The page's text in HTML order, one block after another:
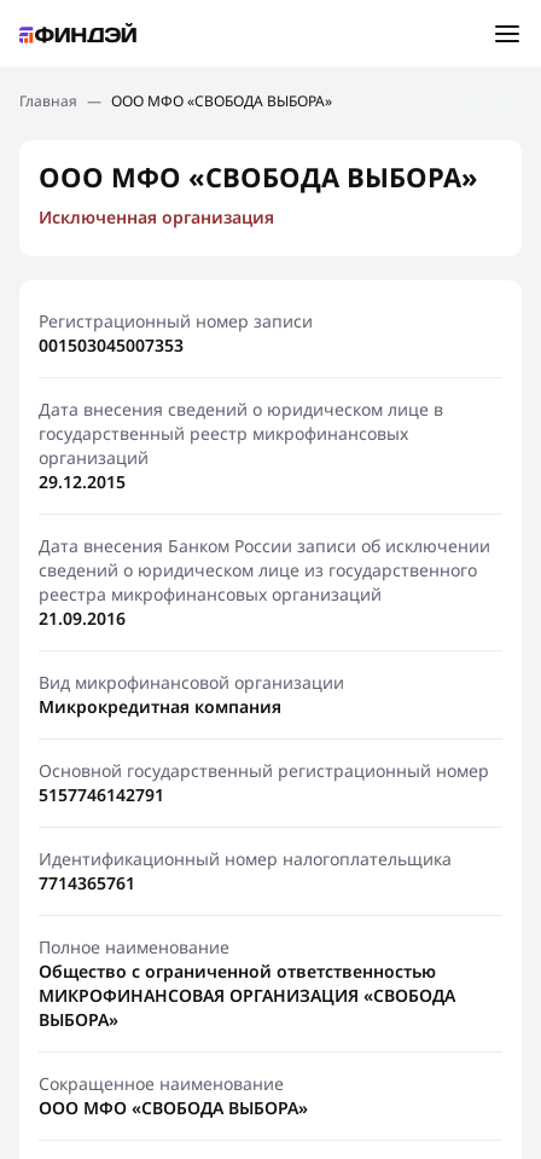
Подбор займа
Новости
Финансовое просвещение
Главная — ООО МФО «СВОБОДА ВЫБОРА»
ООО МФО «СВОБОДА ВЫБОРА»
Исключенная организация
Регистрационный номер записи
001503045007353
Дата внесения сведений о юридическом лице в
государственный реестр микрофинансовых
организаций
29.12.2015
Дата внесения Банком России записи об исключении
сведений о юридическом лице из государственного
реестра микрофинансовых организаций
21.09.2016
Вид микрофинансовой организации
Микрокредитная компания
Основной государственный регистрационный номер
5157746142791
Идентификационный номер налогоплательщика
7714365761
Полное наименование
Общество с ограниченной ответственностью
МИКРОФИНАНСОВАЯ ОРГАНИЗАЦИЯ «СВОБОДА
ВЫБОРА»
Сокращенное наименование
ООО МФО «СВОБОДА ВЫБОРА»
Ошибка:Контактная форма не найдена.
Спасибо, что написали нам
Мы свяжемся с Вами в ближайшее время и сообщим
результат
Отправить новый запрос